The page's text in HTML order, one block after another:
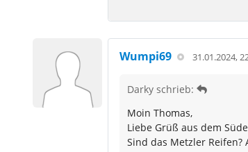
Wumpi69 31.01.2024,
Darky schrieb:
Moin Thomas,
Liebe Grüß aus dem
Sind das Metzler